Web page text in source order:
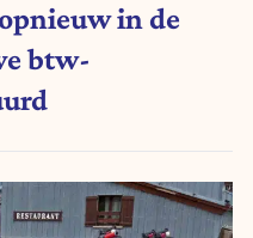
in de
btw-